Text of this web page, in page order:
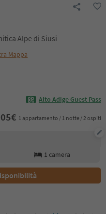
Alpe di Siusi
Mappa
Alto Adige Guest Pass
€ 1 appartamento / 1 notte / 2 ospiti
1 camera